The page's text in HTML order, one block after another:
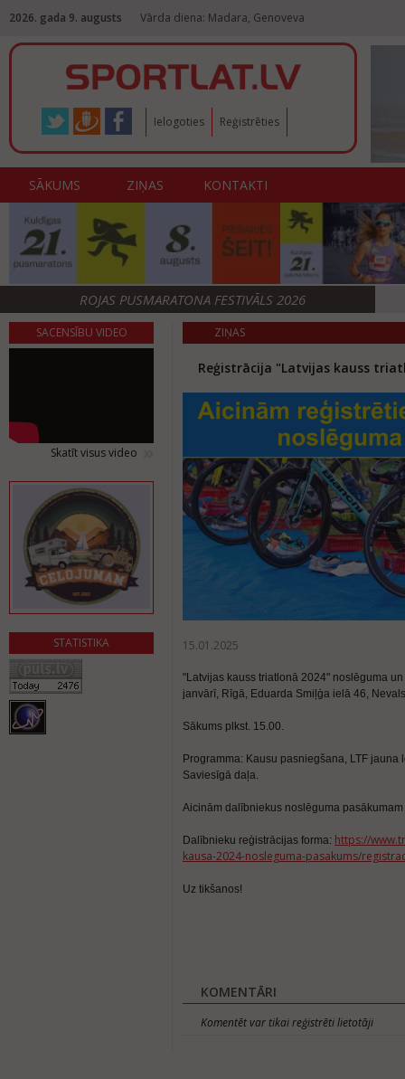
2026. gada 9. augusts Vārda diena: Madara, Genoveva
Ielogoties Reģistrēties
SĀKUMS ZIŅAS KONTAKTI
ROJAS PUSMARATONA FESTIVĀLS 2026
SACENSĪBU VIDEO
Skatīt visus video
STATISTIKA
ZIŅAS
Reģistrācija "Latvijas kauss
15.01.2025
"Latvijas kauss triatlonā 2024" noslēguma
janvārī, Rīgā, Eduarda Smiļģa ielā 46,
Sākums plkst. 15.00.
Programma: Kausu pasniegšana, LTF
Saviesīgā daļa.
Aicinām dalībniekus noslēguma
Dalībnieku reģistrācijas forma: https://
kausa-2024-nosleguma-pasakums/
Uz tikšanos!
KOMENTĀRI
Komentēt var tikai reģistrēti lietotāji